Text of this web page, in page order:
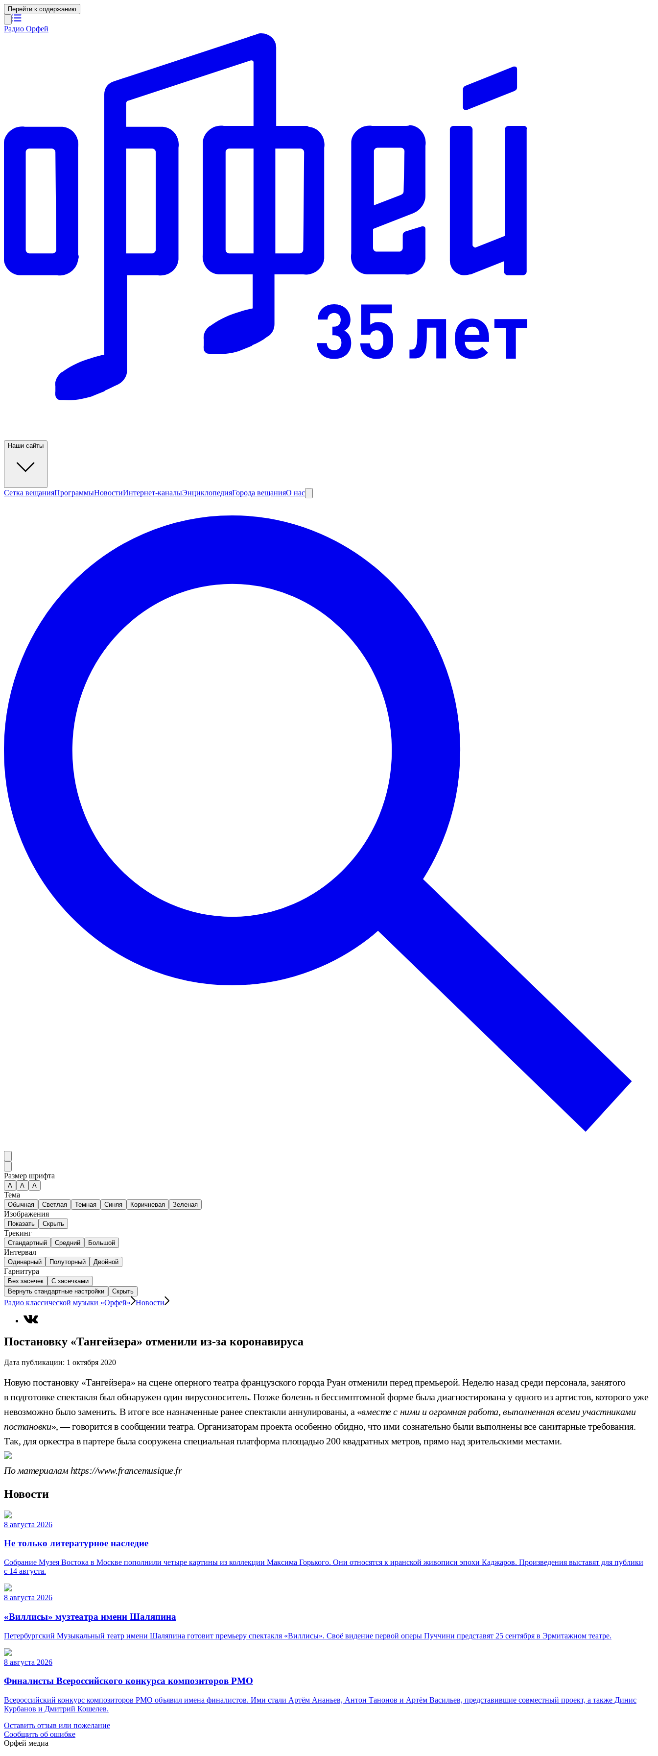
Перейти к содержанию
Радио Орфей
Наши сайты
Сетка вещанияПрограммыНовостиИнтернет-каналыЭнциклопедияГорода вещанияО нас
Размер шрифта
А A A
Тема
Обычная Светлая Темная Синяя Коричневая Зеленая
Изображения
Показать Скрыть
Трекинг
Стандартный Средний Большой
Интервал
Одинарный Полуторный Двойной
Гарнитура
Без засечек
С засечками
Вернуть стандартные настройки
Скрыть
Радио классической музыки «Орфей» Новости
Постановку «Тангейзера» отменили из-за коронавируса
Дата публикации: 1 октября 2020
Новую постановку «Тангейзера» на сцене оперного театра французского города Руан отменили перед премьерой. Неделю назад среди персонала, занятого
в подготовке спектакля был обнаружен один вирусоноситель. Позже болезнь в бессимптомной форме была диагностирована у одного из артистов, которого уже
невозможно было заменить. В итоге все назначенные ранее спектакли аннулированы, а «вместе с ними и огромная работа, выполненная всеми участниками
постановки», — говорится в сообщении театра. Организаторам проекта особенно обидно, что ими сознательно были выполнены все санитарные требования.
Так, для оркестра в партере была сооружена специальная платформа площадью 200 квадратных метров, прямо над зрительскими местами.
По материалам https://www.francemusique.fr
Новости
8 августа 2026
Не только литературное наследие
Собрание Музея Востока в Москве пополнили четыре картины из коллекции Максима Горького. Они относятся к иранской живописи эпохи Каджаров. Произведения выставят для публики
с 14 августа.
8 августа 2026
«Виллисы» музтеатра имени Шаляпина
Петербургский Музыкальный театр имени Шаляпина готовит премьеру спектакля «Виллисы». Своё видение первой оперы Пуччини представят 25 сентября в Эрмитажном театре.
8 августа 2026
Финалисты Всероссийского конкурса композиторов РМО
Всероссийский конкурс композиторов РМО объявил имена финалистов. Ими стали Артём Ананьев, Антон Танонов и Артём Васильев, представившие совместный проект, а также Динис
Курбанов и Дмитрий Кошелев.
Оставить отзыв или пожелание
Сообщить об ошибке
Орфей медиа